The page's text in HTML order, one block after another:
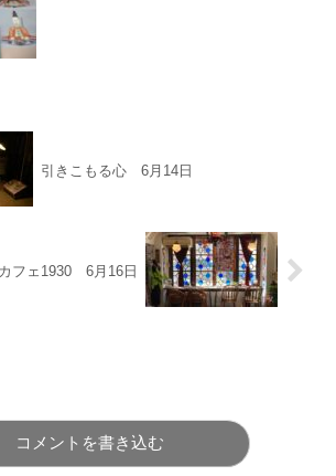
引きこもる心 6月14日
フェ1930 6月16日
コメントを書き込む